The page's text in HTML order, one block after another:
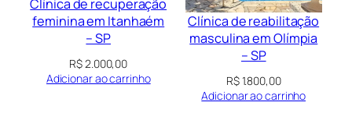
Clínica de recuperação
feminina em Itanhaém
– SP
R$2.000,00
Adicionar ao carrinho
Clínica de reabilitação
masculina em Olímpia
– SP
R$1.800,00
Adicionar ao carrinho